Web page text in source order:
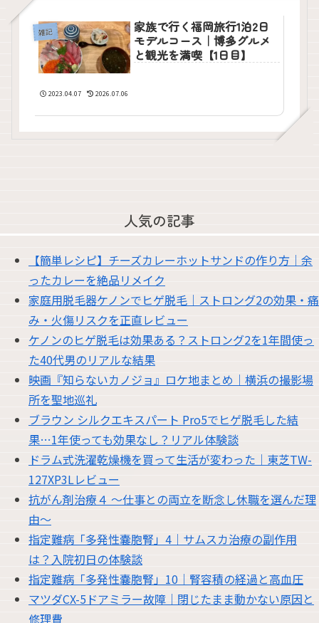
雑記
家族で行く福岡旅行1泊2日
モデルコース｜博多グルメ
と観光を満喫【1日目】
2023.04.07 2026.07.06
人気の記事
【簡単レシピ】チーズカレーホットサンドの作り方｜余
ったカレーを絶品リメイク
家庭用脱毛器ケノンでヒゲ脱毛｜ストロング2の効果・痛
み・火傷リスクを正直レビュー
ケノンのヒゲ脱毛は効果ある？ストロング2を1年間使っ
た40代男のリアルな結果
映画『知らないカノジョ』ロケ地まとめ｜横浜の撮影場
所を聖地巡礼
ブラウン シルクエキスパート Pro5でヒゲ脱毛した結
果…1年使っても効果なし？リアル体験談
ドラム式洗濯乾燥機を買って生活が変わった｜東芝TW-
127XP3Lレビュー
抗がん剤治療４ 〜仕事との両立を断念し休職を選んだ理
由〜
指定難病「多発性嚢胞腎」4｜サムスカ治療の副作用
は？入院初日の体験談
指定難病「多発性嚢胞腎」10｜腎容積の経過と高血圧
マツダCX-5ドアミラー故障｜閉じたまま動かない原因と
修理費